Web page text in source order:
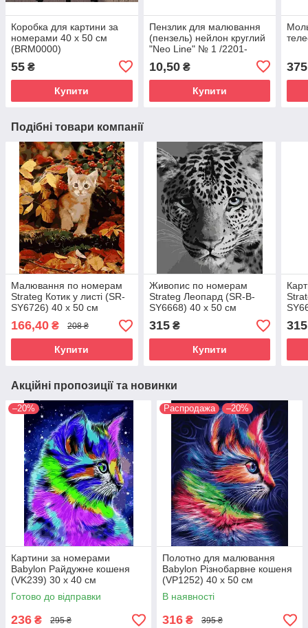
Коробка для картини за
номерами 40 х 50 см
(BRM0000)
55 ₴
Купити
Пензлик для малювання
(пензель) нейлон круглий
"Neo Line" № 1 /2201-
10,50₴
Купити
375
Подібні товари компанії
Малювання по номерам
Strateg Котик у листі (SR-
SY6726) 40 х 50 см
166,40 ₴ 208 ₴
Купити
Живопис по номерам
Strateg Леопард (SR-B-
SY6668) 40 х 50 см
315₴
Купити
315
Акційні пропозиції та новинки
–20%
Картини за номерами
Babylon Райдужне кошеня
(VK239) 30 х 40 см
Готово до відправки
236 ₴ 295 ₴
Распродажа –20%
Полотно для малювання
Babylon Різнобарвне кошеня
(VP1252) 40 х 50 см
В наявності
316 ₴ 395 ₴